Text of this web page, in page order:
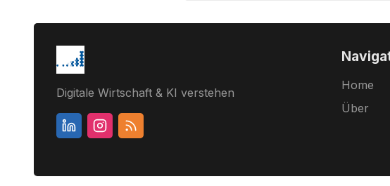
Digitale Wirtschaft & KI verstehen
Home
Über